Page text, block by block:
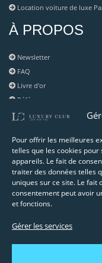
Pour offrir les meilleures
telles que les cookies
appareils. Le fait de
traiter des données telles
uniques sur ce site. Le fait
consentement peut avoir
et fonctions.
Gérer les services
Location voiture de luxe
À PROPOS
Newsletter
FAQ
Livre d'or
Référence
Blog
Mentions légales
RGPD
Agence Web : AC Web
Agence de référencement :